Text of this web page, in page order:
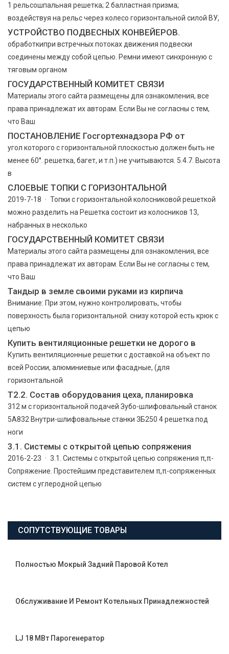
1 рельсошпальная решетка; 2 балластная призма;
воздействуя на рельс через колесо горизонтальной силой BУ,
УСТРОЙСТВО ПОДВЕСНЫХ КОНВЕЙЕРОВ.
обработкипри встречных потоках движения подвески
соединены между собой цепью. Ремни имеют синхронную с
тяговым органом
ГОСУДАРСТВЕННЫЙ КОМИТЕТ СВЯЗИ
Материалы этого сайта размещены для ознакомления, все
права принадлежат их авторам. Если Вы не согласны с тем,
что Ваш
ПОСТАНОВЛЕНИЕ Госгортехнадзора РФ от
угол которого с горизонтальной плоскостью должен быть не
менее 60°. решетка, багет, и т.п.) не учитываются. 5.4.7. Высота
в
СЛОЕВЫЕ ТОПКИ С ГОРИЗОНТАЛЬНОЙ
2019-7-18 · Топки с горизонтальной колосниковой решеткой
можно разделить на Решетка состоит из колосников 13,
набранных в несколько
ГОСУДАРСТВЕННЫЙ КОМИТЕТ СВЯЗИ
Материалы этого сайта размещены для ознакомления, все
права принадлежат их авторам. Если Вы не согласны с тем,
что Ваш
Тандыр в земле своими руками из кирпича
Внимание: При этом, нужно контролировать, чтобы
поверхность была горизонтальной. снизу которой есть крюк с
цепью
Купить вентиляционные решетки не дорого в
Купить вентиляционные решетки с доставкой на объект по
всей России, алюминиевые или фасадные, (для
горизонтальной
Т2.2. Состав оборудования цеха, планировка
312 м с горизонтальной подачей Зубо-шлифовальный станок
5А832 Внутри-шлифовальные станки 3Б250 4 решетка под
ноги
3.1. Системы с открытой цепью сопряжения
2016-2-23 · 3.1. Системы с открытой цепью сопряжения π,π-
Сопряжение. Простейшим представителем π,π-сопряженных
систем с углеродной цепью
СОПУТСТВУЮЩИЕ ТОВАРЫ
Полностью Мокрый Задний Паровой Котел
Обслуживание И Ремонт Котельных Принадлежностей
LJ 18 МВт Парогенератор